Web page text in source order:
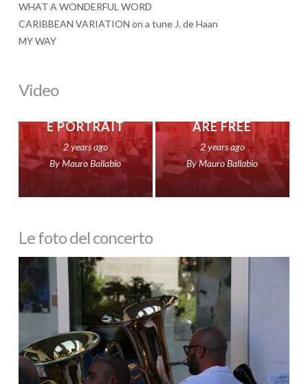
WHAT A WONDERFUL WORD
CARIBBEAN VARIATION on a tune J. de Haan
MY WAY
Video
E PORTRAIT
2 years ago
ByMauro Ballabio
ARE FREE
2 years ago
ByMauro Ballabio
Le foto del concerto